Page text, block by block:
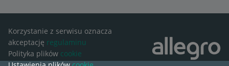
Korzystanie z serwisu oznacza
akceptację regulaminu
Polityka plików cookie